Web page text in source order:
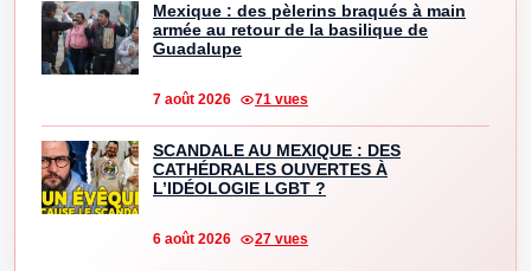
Mexique : des pèlerins braqués à main
armée au retour de la basilique de
Guadalupe
7 août 2026 71 vues
SCANDALE AU MEXIQUE : DES
CATHÉDRALES OUVERTES À
L’IDÉOLOGIE LGBT ?
6 août 2026 27 vues